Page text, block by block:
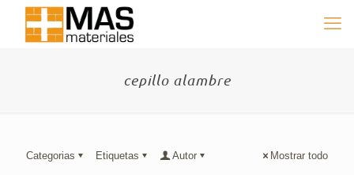
cepillo alambre
Categorias Etiquetas Autor Mostrar todo